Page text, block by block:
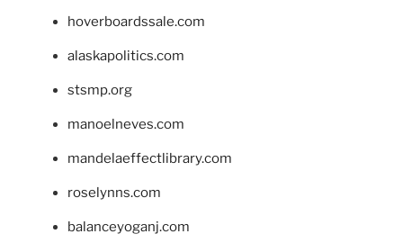
hoverboardssale.com
alaskapolitics.com
stsmp.org
manoelneves.com
mandelaeffectlibrary.com
roselynns.com
balanceyoganj.com